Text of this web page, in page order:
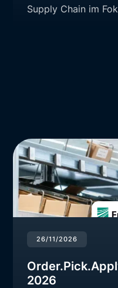
Supply Chain im
26/11/2026
2026